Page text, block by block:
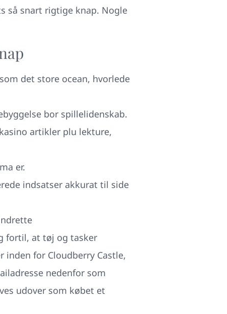
så snart rigtige knap. Nogle
det store ocean, hvorlede
bor spillelidenskab.
artikler plu lekture,
er.
indsatser akkurat til side
fortil, at tøj og tasker
for Cloudberry Castle,
nedenfor som
udover som købet et